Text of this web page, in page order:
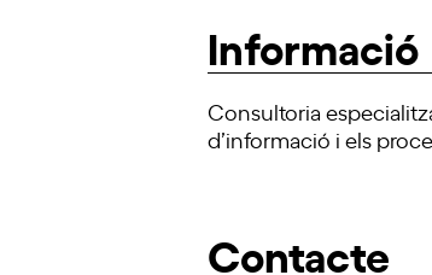
Informació
Consultoria
d’informació i els
Contacte